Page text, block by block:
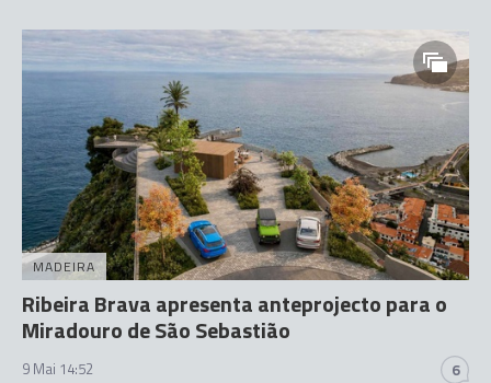
MADEIRA
Ribeira Brava apresenta anteprojecto para o
Miradouro de São Sebastião
9 Mai 14:52 6